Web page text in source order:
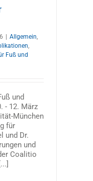
Allgemein,
,
Fuß und
und
- 12. März
München
für
und Dr.
und
Coalitio